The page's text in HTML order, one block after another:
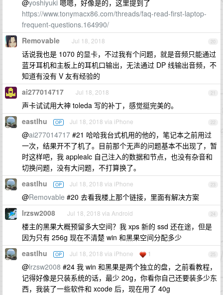
@yoshiyuki 嗯嗯，好像是的，这里提到了
https://www.tonymacx86.com/threads/faq-read-first-laptop-
frequent-questions.164990/
20
Removable Jul 18, 2018
话说我也是 1070 的显卡，不过我有个问题，就是音频只能通过
蓝牙耳机和主板上的耳机口输出，无法通过 DP 线输出音频，不
知道有没有 V 友有经验的
21
ai277014717 Jul 18, 2018
声卡试试用大神 toleda 写的补丁，感觉挺完美的。
22
eastlhu OP Jul 18, 2018 via iPhone
@ai277014717 #21 哈哈我台式机用的他的，笔记本之前用过
一次，结果开不了机了。目前那个无声的问题基本不出现了，暂
时这样吧，我 applealc 自己注入的数据和节点，也没有杂音和
切换问题，没有大问题，不打算换了。
23
eastlhu OP Jul 18, 2018 via iPhone
@Removable #20 去看我楼上那个链接，里面有解决方案
24
lrzsw2008 Jul 18, 2018 via Android
楼主的黑果大概预留多大空间？我 xps 新的 ssd 还在途，但是
因为只有 256g 现在不清楚 win 和黑果空间分配多少
25
eastlhu OP Jul 18, 2018 via iPhone 1
@lrzsw2008 #24 我 win 和黑果是两个独立的盘，之前看教程，
记得好像是只装系统的话，最少 20g，你看你自己还要装多少东
西，我装了一些软件和 xcode 后，现在用了 40g